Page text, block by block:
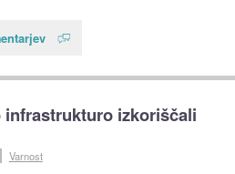
infrastrukturo izkoriščali
Varnost